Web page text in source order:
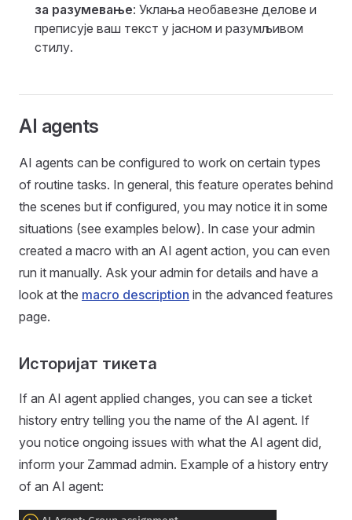
за разумевање: Уклања необавезне делове и
преписује ваш текст у јасном и разумљивом
стилу.
AI agents
AI agents can be configured to work on certain types
of routine tasks. In general, this feature operates behind
the scenes but if configured, you may notice it in some
situations (see examples below). In case your admin
created a macro with an AI agent action, you can even
run it manually. Ask your admin for details and have a
look at the macro description in the advanced features
page.
Историјат тикета
If an AI agent applied changes, you can see a ticket
history entry telling you the name of the AI agent. If
you notice ongoing issues with what the AI agent did,
inform your Zammad admin. Example of a history entry
of an AI agent: